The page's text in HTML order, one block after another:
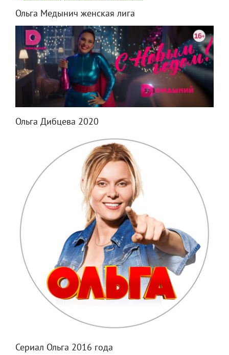
Ольга Медынич женская лига
Ольга Дибцева 2020
Сериал Ольга 2016 года